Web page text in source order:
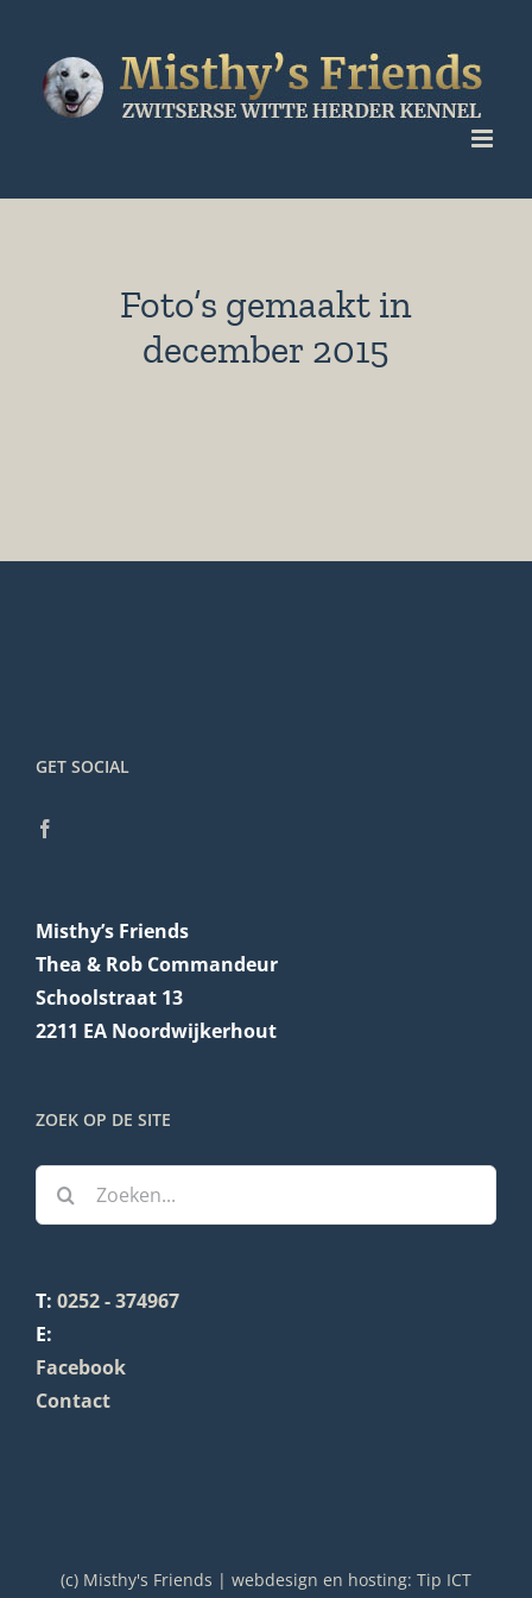
inhoud
Foto’s gemaakt in
december 2015
GET SOCIAL
Misthy’s Friends
Thea & Rob Commandeur
Schoolstraat 13
2211 EA Noordwijkerhout
ZOEK OP DE SITE
Zoeken
naar:
T: 0252 - 374967
E:
Facebook
Contact
(c) Misthy's Friends | webdesign en hosting: Tip ICT